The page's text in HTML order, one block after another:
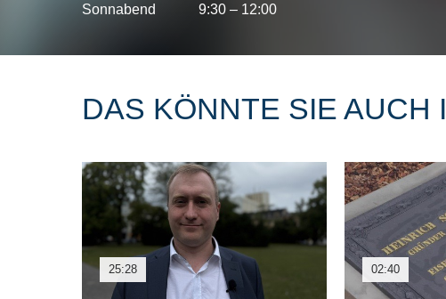
Sonnabend 9:30 – 12:00
DAS KÖNNTE SIE AUCH
25:28 02:40